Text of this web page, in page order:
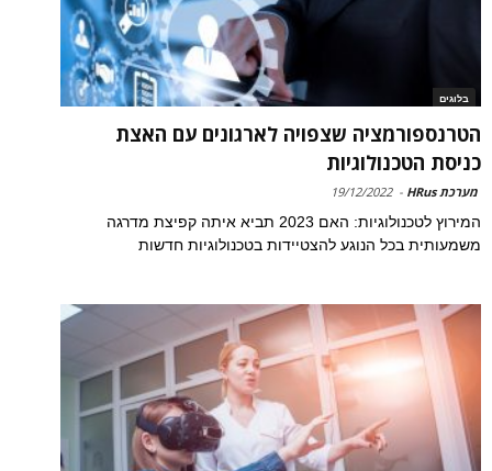
בלוגים
הטרנספורמציה שצפויה לארגונים עם האצת
כניסת הטכנולוגיות
מערכת HRus -
19/12/2022
המירוץ לטכנולוגיות: האם 2023 תביא איתה קפיצת מדרגה
משמעותית בכל הנוגע להצטיידות בטכנולוגיות חדשות